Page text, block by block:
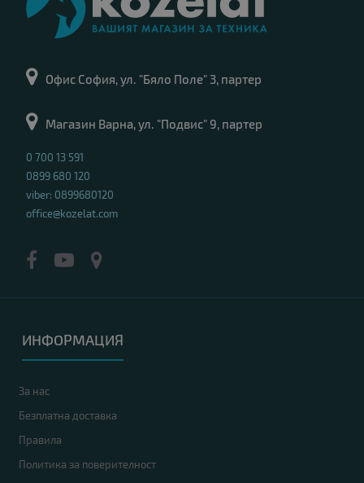
Офис София, ул. "Бяло Поле" 3, партер
Магазин Варна, ул. "Подвис" 9, партер
0 700 13 591
0899 680 120
viber: 0899680120
office@kozelat.com
ИНФОРМАЦИЯ
За нас
Безплатна доставка
Правила
Политика за поверителност